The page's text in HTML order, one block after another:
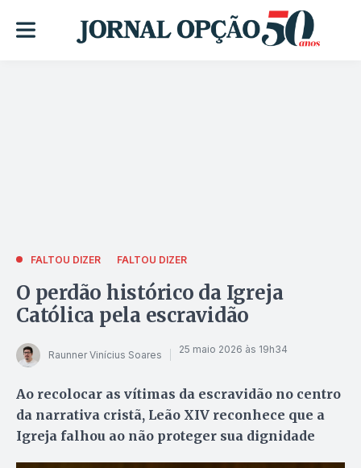
FALTOU DIZER FALTOU DIZER
O perdão histórico da Igreja
Católica pela escravidão
Raunner Vinícius Soares 25 maio 2026 às 19h34
Ao recolocar as vítimas da escravidão no centro
da narrativa cristã, Leão XIV reconhece que a
Igreja falhou ao não proteger sua dignidade